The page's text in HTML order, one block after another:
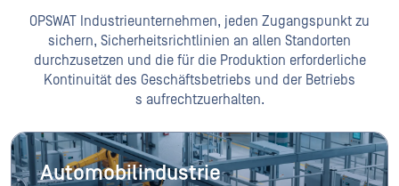
OPSWAT Industrieunternehmen, jeden Zugangspunkt zu
sichern, Sicherheitsrichtlinien an allen Standorten
durchzusetzen und die für die Produktion erforderliche
Kontinuität des Geschäftsbetriebs und der Betriebs
s aufrechtzuerhalten.
Automobilindustrie